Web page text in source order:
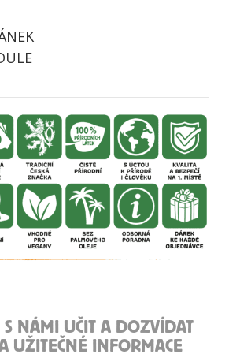
S NÁMI UČIT A DOZVÍDAT
UŽITEČNÉ INFORMACE